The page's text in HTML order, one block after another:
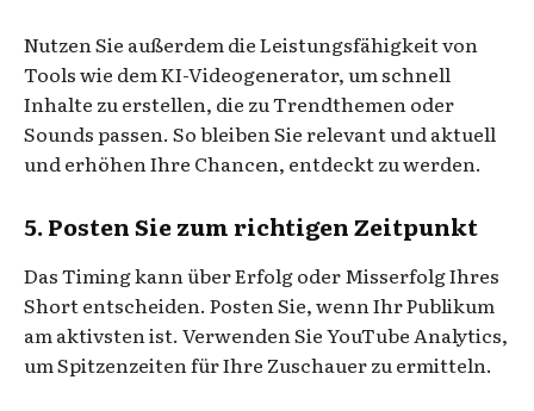
Nutzen Sie außerdem die Leistungsfähigkeit von
Tools wie dem KI-Videogenerator, um schnell
Inhalte zu erstellen, die zu Trendthemen oder
Sounds passen. So bleiben Sie relevant und aktuell
und erhöhen Ihre Chancen, entdeckt zu werden.
5. Posten Sie zum richtigen Zeitpunkt
Das Timing kann über Erfolg oder Misserfolg Ihres
Short entscheiden. Posten Sie, wenn Ihr Publikum
am aktivsten ist. Verwenden Sie YouTube Analytics,
um Spitzenzeiten für Ihre Zuschauer zu ermitteln.